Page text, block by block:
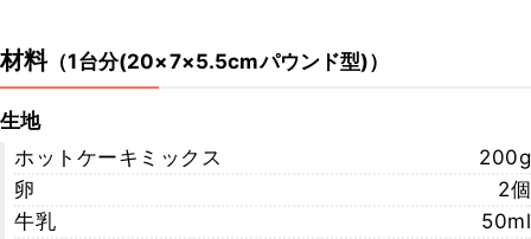
材料（1台分(20×7×5.5cmパウンド型)）
生地
ホットケーキミックス
200g
卵
2個
牛乳
50ml